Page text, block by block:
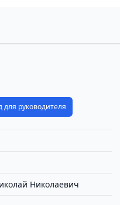
для руководителя
Николаевич